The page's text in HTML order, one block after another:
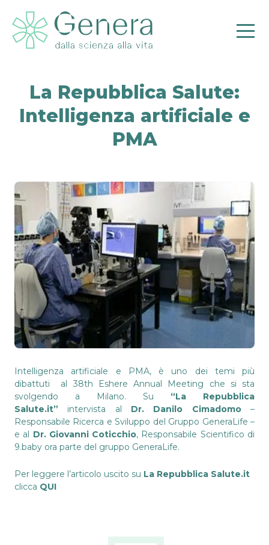
La Repubblica Salute:
Intelligenza artificiale e
PMA
Intelligenza artificiale e PMA, è uno dei temi più
dibattuti al 38th Eshere Annual Meeting che si sta
svolgendo a Milano. Su “La Repubblica
Salute.it” intervista al Dr. Danilo Cimadomo–
Responsabile Ricerca e Sviluppo del Gruppo GeneraLife –
e al Dr. Giovanni Coticchio, Responsabile Scientifico di
9.baby ora parte del gruppo GeneraLife.
Per leggere l’articolo uscito su La Repubblica Salute.it
clicca QUI